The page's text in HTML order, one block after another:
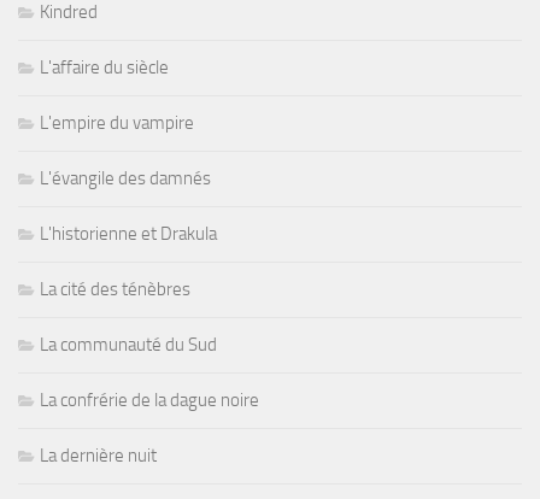
Kindred
L'affaire du siècle
L'empire du vampire
L'évangile des damnés
L'historienne et Drakula
La cité des ténèbres
La communauté du Sud
La confrérie de la dague noire
La dernière nuit